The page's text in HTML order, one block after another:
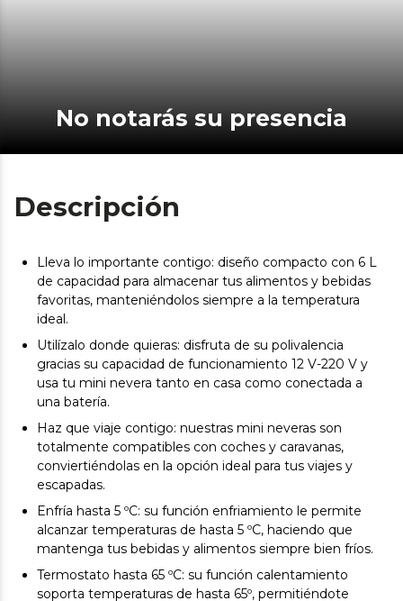
No notarás su presencia
Descripción
Lleva lo importante contigo: diseño compacto con 6 L
de capacidad para almacenar tus alimentos y bebidas
favoritas, manteniéndolos siempre a la temperatura
ideal.
Utilízalo donde quieras: disfruta de su polivalencia
gracias su capacidad de funcionamiento 12 V-220 V y
usa tu mini nevera tanto en casa como conectada a
una batería.
Haz que viaje contigo: nuestras mini neveras son
totalmente compatibles con coches y caravanas,
conviertiéndolas en la opción ideal para tus viajes y
escapadas.
Enfría hasta 5 ºC: su función enfriamiento le permite
alcanzar temperaturas de hasta 5 ºC, haciendo que
mantenga tus bebidas y alimentos siempre bien fríos.
Termostato hasta 65 ºC: su función calentamiento
soporta temperaturas de hasta 65º, permitiéndote